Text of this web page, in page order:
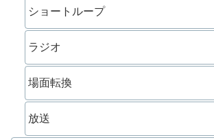
ショートループ
ラジオ
場面転換
放送